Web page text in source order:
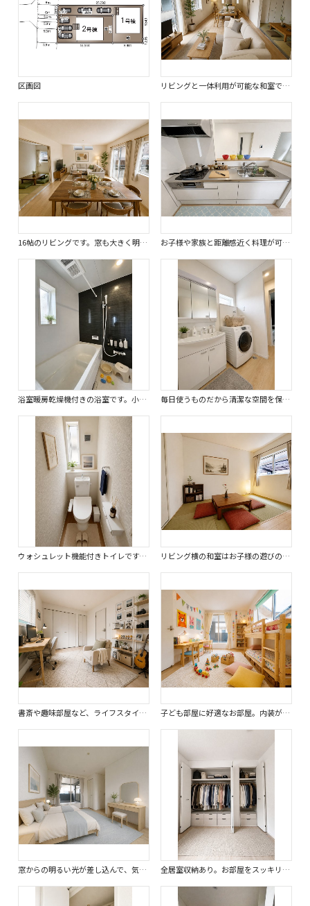
区画図 リビングと一体利用が可能な和室でお部屋がより広々とゆとりある空間になります。※画像はイメージです。
16帖のリビングです。窓も大きく明るい日が入り明るい印象です。※画像はイメージです。 お子様や家族と距離感近く料理が可能な対面式のシステムキッチンです。※画像はイメージです。
浴室暖房乾燥機付きの浴室です。小窓付きで自然換気もでき衛生的です。※画像はイメージです。 毎日使うものだから清潔な空間を保ちたい水回り。※画像はイメージです。
ウォシュレット機能付きトイレです。タオルリングやペーパーホルダーも完備です。※画像はイメージです。 リビング横の和室はお子様の遊びの空間としても、お昼寝空間としても活躍。※画像はイメージです。
書斎や趣味部屋など、ライフスタイルに合わせ、様々な用途で使えるお部屋です。※画像はイメージです。 子ども部屋に好適なお部屋。内装が明るい色なのでお好みのお部屋にできます。※画像はイメージです。
窓からの明るい光が差し込んで、気持ちの良い朝が迎えられます。※画像はイメージです。 全居室収納あり。お部屋をスッキリ片付けられます。※画像はイメージです。